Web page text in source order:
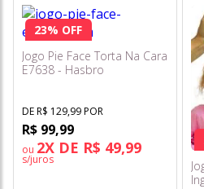
23% OFF
Jogo Pie Face Torta Na Cara
E7638 - Hasbro
DE R$ 129,99 POR
R$ 99,99
ou 2X DE R$ 49,99
s/juros